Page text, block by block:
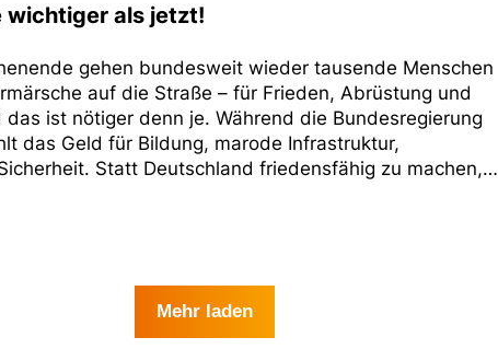
wichtiger als jetzt!
gehen bundesweit wieder tausende Menschen
auf die Straße – für Frieden, Abrüstung und
ist nötiger denn je. Während die Bundesregierung
das Geld für Bildung, marode Infrastruktur,
Statt Deutschland friedensfähig zu machen,…
Mehr laden